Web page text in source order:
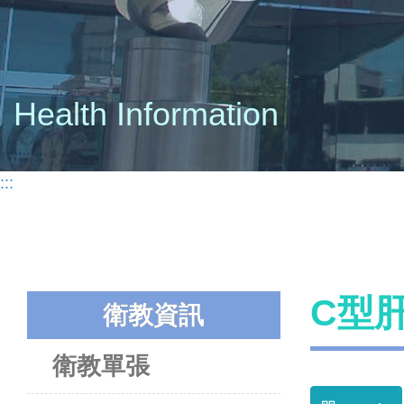
Health Information
:::
衛教資訊
衛教單張
C型